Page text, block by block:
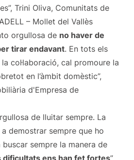
Trini Oliva, Comunitats de
– Mollet del Vallès
orgullosa de no haver de
tirar endavant. En tots els
col·laboració, cal promoure la
en l’àmbit domèstic”,
d'Empresa de
de lluitar sempre. La
demostrar sempre que ho
sempre la manera de